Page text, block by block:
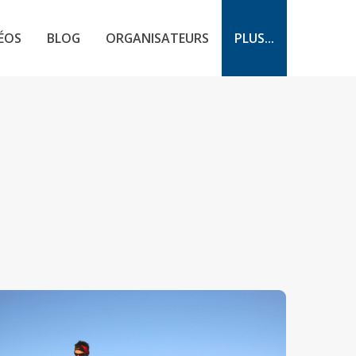
BLOG ORGANISATEURS PLUS...